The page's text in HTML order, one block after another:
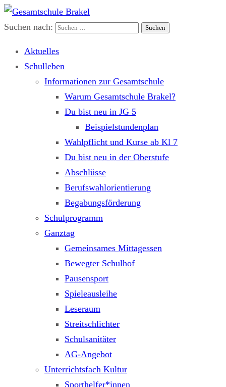
Gesamtschule Brakel
Gemeinsam.Erfolgreich.Bewegt.
Suchen nach:
Aktuelles
Schulleben
Informationen zur Gesamtschule
Warum Gesamtschule Brakel?
Du bist neu in JG 5
Beispielstundenplan
Wahlpflicht und Kurse ab Kl 7
Du bist neu in der Oberstufe
Abschlüsse
Berufswahlorientierung
Begabungsförderung
Schulprogramm
Ganztag
Gemeinsames Mittagessen
Bewegter Schulhof
Pausensport
Spieleausleihe
Leseraum
Streitschlichter
Schulsanitäter
AG-Angebot
Unterrichtsfach Kultur
Sporthelfer*innen